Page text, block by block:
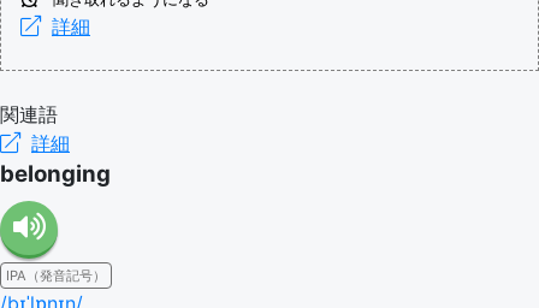
詳細
関連語
詳細
belonging
IPA（発音記号）
/bɪˈlɒŋɪŋ/